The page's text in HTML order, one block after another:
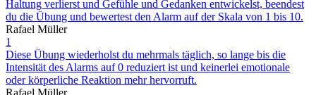
Haltung verlierst und Gefühle und Gedanken entwickelst, beendest
du die Übung und bewertest den Alarm auf der Skala von 1 bis 10.
Rafael Müller
1
Diese Übung wiederholst du mehrmals täglich, so lange bis die
Intensität des Alarms auf 0 reduziert ist und keinerlei emotionale
oder körperliche Reaktion mehr hervorruft.
Rafael Müller